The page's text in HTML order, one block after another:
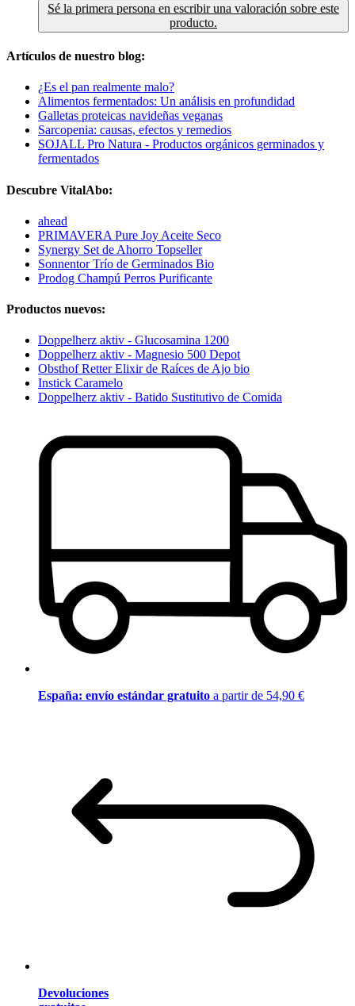
Sé la primera persona en escribir una valoración sobre este
producto.
Artículos de nuestro blog:
¿Es el pan realmente malo?
Alimentos fermentados: Un análisis en profundidad
Galletas proteicas navideñas veganas
Sarcopenia: causas, efectos y remedios
SOJALL Pro Natura - Productos orgánicos germinados y
fermentados
Descubre VitalAbo:
ahead
PRIMAVERA Pure Joy Aceite Seco
Synergy Set de Ahorro Topseller
Sonnentor Trío de Germinados Bio
Prodog Champú Perros Purificante
Productos nuevos:
Doppelherz aktiv - Glucosamina 1200
Doppelherz aktiv - Magnesio 500 Depot
Obsthof Retter Elixir de Raíces de Ajo bio
Instick Caramelo
Doppelherz aktiv - Batido Sustitutivo de Comida
España: envío estándar gratuito a partir de 54,90 €
Devoluciones